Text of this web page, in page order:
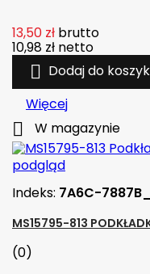
13,50 zł brutto
10,98 zł netto
 Dodaj do
Więcej
 W magazynie
podgląd
Indeks: 7A6C-
MS15795-813
(0)